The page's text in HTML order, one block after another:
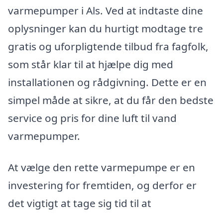
varmepumper i Als. Ved at indtaste dine
oplysninger kan du hurtigt modtage tre
gratis og uforpligtende tilbud fra fagfolk,
som står klar til at hjælpe dig med
installationen og rådgivning. Dette er en
simpel måde at sikre, at du får den bedste
service og pris for dine luft til vand
varmepumper.
At vælge den rette varmepumpe er en
investering for fremtiden, og derfor er
det vigtigt at tage sig tid til at